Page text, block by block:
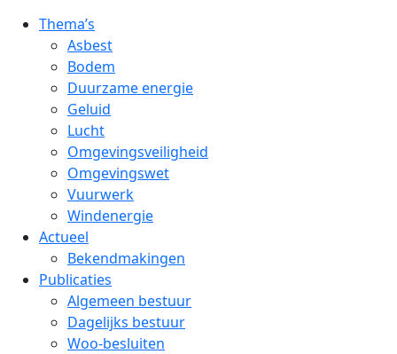
Thema’s
Asbest
Bodem
Duurzame energie
Geluid
Lucht
Omgevingsveiligheid
Omgevingswet
Vuurwerk
Windenergie
Actueel
Bekendmakingen
Publicaties
Algemeen bestuur
Dagelijks bestuur
Woo-besluiten